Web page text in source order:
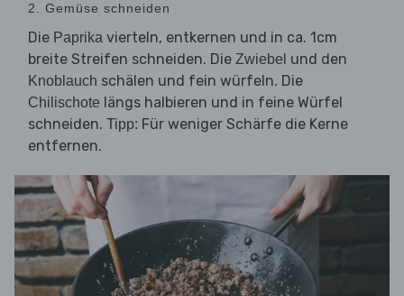
2. Gemüse schneiden
Die Paprika vierteln, entkernen und in ca. 1cm
breite Streifen schneiden. Die Zwiebel und den
Knoblauch schälen und fein würfeln. Die
Chilischote längs halbieren und in feine Würfel
schneiden. Tipp: Für weniger Schärfe die Kerne
entfernen.